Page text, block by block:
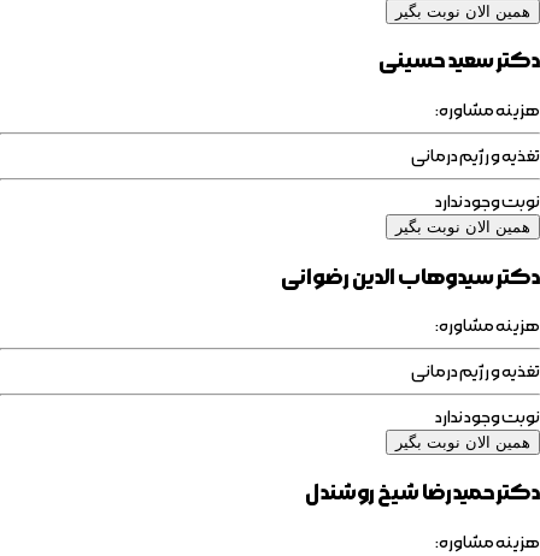
همین الان نوبت بگیر
دکتر سعید حسینی
هزینه مشاوره:
تغذیه و رژیم درمانی
نوبت وجود ندارد
همین الان نوبت بگیر
دکتر سیدوهاب الدین رضوانی
هزینه مشاوره:
تغذیه و رژیم درمانی
نوبت وجود ندارد
همین الان نوبت بگیر
دکتر حمیدرضا شیخ روشندل
هزینه مشاوره: